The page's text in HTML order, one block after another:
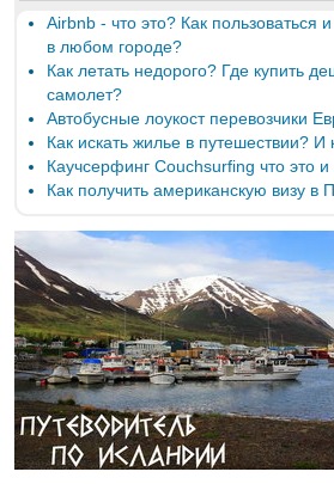
Airbnb - что это? Как пользоваться
в любом городе?
Как летать недорого? Где купить
самолет?
Автобусные лоукост перевозчики
Как искать жилье в путешествии? И
Каучсерфинг Couchsurfing что это и
Как получить американскую визу в